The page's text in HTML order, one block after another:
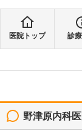
医院トップ 診
野津原内科